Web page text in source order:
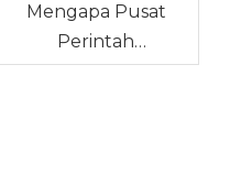
Mengapa Pusat
Perintah
Memerlukan Dinding